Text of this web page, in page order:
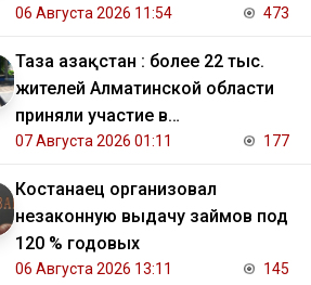
последствия ливня
06 Августа 2026 11:54 473
Таза Қазақстан : более 22 тыс.
жителей Алматинской области
приняли участие в
экологической акции
07 Августа 2026 01:11 177
Костанаец организовал
незаконную выдачу займов под
120 % годовых
06 Августа 2026 13:11 145